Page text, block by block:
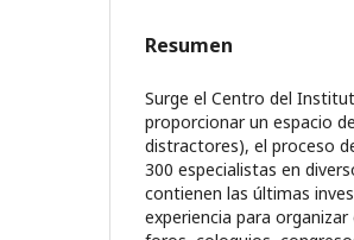
Resumen
Surge el Centro del
proporcionar un espacio
distractores), el proceso
300 especialistas en
contienen las últimas
experiencia para